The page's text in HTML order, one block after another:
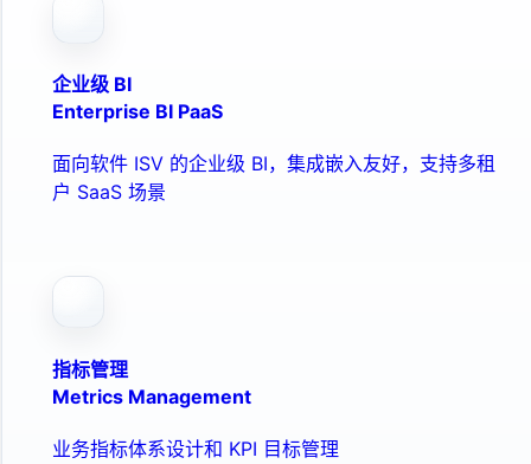
企业级 BI
Enterprise BI PaaS
面向软件 ISV 的企业级 BI，集成嵌入友好，支持多租
户 SaaS 场景
指标管理
Metrics Management
业务指标体系设计和 KPI 目标管理